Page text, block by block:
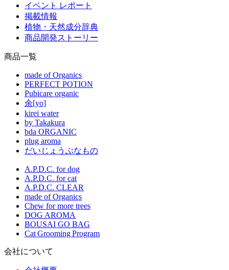
イベント レポート
掲載情報
植物・天然成分辞典
商品開発ストーリー
商品一覧
made of Organics
PERFECT POTION
Pubicare organic
余[yo]
kirei water
by Takakura
bda ORGANIC
plug aroma
だいじょうぶなもの
A.P.D.C. for dog
A.P.D.C. for cat
A.P.D.C. CLEAR
made of Organics
Chew for more trees
DOG AROMA
BOUSAI GO BAG
Cat Grooming Program
会社について